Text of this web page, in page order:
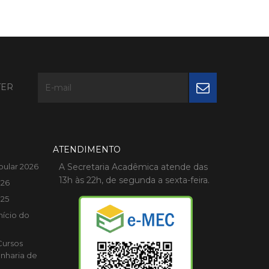
2026
do
de
ATENDIMENTO
A Secretaria Acadêmica atende das
13h às 22h, de segunda a sexta-feira.